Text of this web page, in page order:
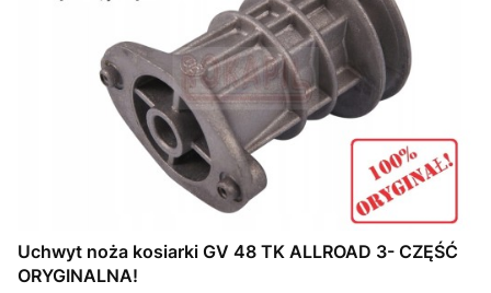
Uchwyt noża kosiarki GV 48 TK ALLROAD 3- CZĘŚĆ
ORYGINALNA!